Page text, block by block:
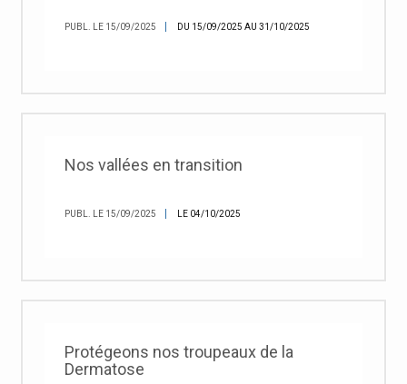
PUBL. LE 15/09/2025 DU 15/09/2025 AU 31/10/2025
Nos vallées en transition
PUBL. LE 15/09/2025 LE 04/10/2025
Protégeons nos troupeaux de la
Dermatose